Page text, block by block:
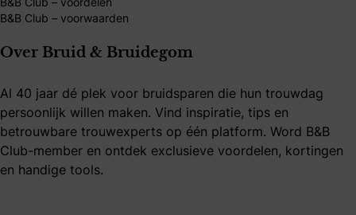
B&B Club – voorwaarden
Over Bruid & Bruidegom
Al 40 jaar dé plek voor bruidsparen die hun trouwdag
persoonlijk willen maken. Vind inspiratie, tips en
betrouwbare trouwexperts op één platform. Word B&B
Club-member en ontdek exclusieve voordelen, kortingen
en handige tools.